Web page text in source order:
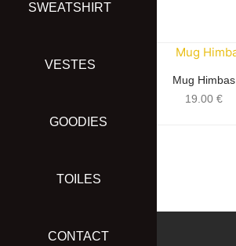
SWEATSHIRT
VESTES
GOODIES
TOILES
CONTACT
Mug Himbas
19.00€